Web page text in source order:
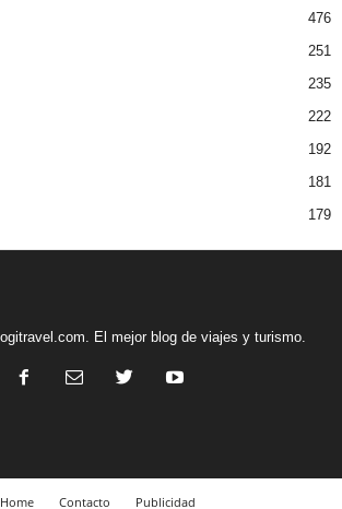
476
251
235
222
192
181
179
El mejor blog de viajes y turismo.
Home Contacto Publicidad